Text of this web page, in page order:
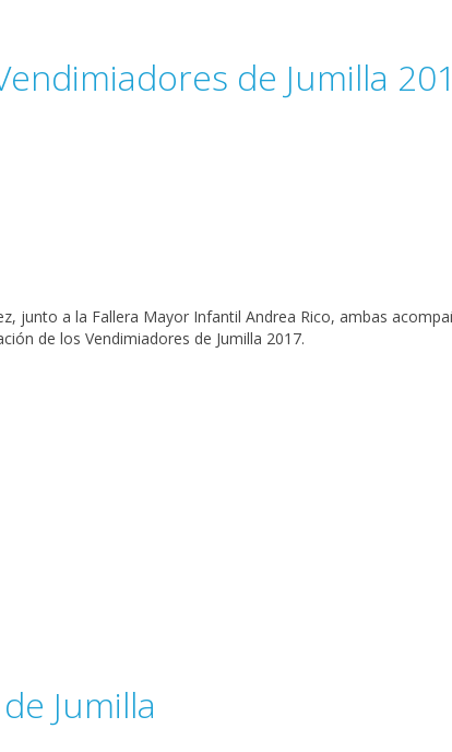
de Jumilla
, junto a la Fallera Mayor Infantil Andrea Rico, ambas
de los Vendimiadores de Jumilla 2017.
Jumilla